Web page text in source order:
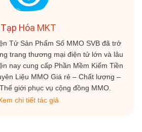
Tạp Hóa MKT
Tử Sản Phẩm Số MMO SVB đã trở
trang thương mại điện tử lớn và lâu
nay cung cấp Phần Mềm Kiếm Tiền
Liệu MMO Giá rẻ – Chất lượng –
giới phục vụ cộng đồng MMO.
chi tiết tác giả